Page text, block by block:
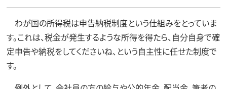
わが国の所得税は申告納税制度という仕組みをとっていま
す。これは、税金が発生するような所得を得たら、自分自身で確
定申告や納税をしてくださいね、という自主性に任せた制度で
す。